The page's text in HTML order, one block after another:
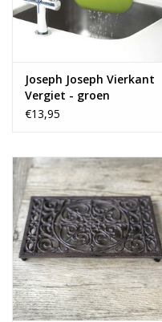
Joseph Joseph Vierkant
Vergiet - groen
€13,95